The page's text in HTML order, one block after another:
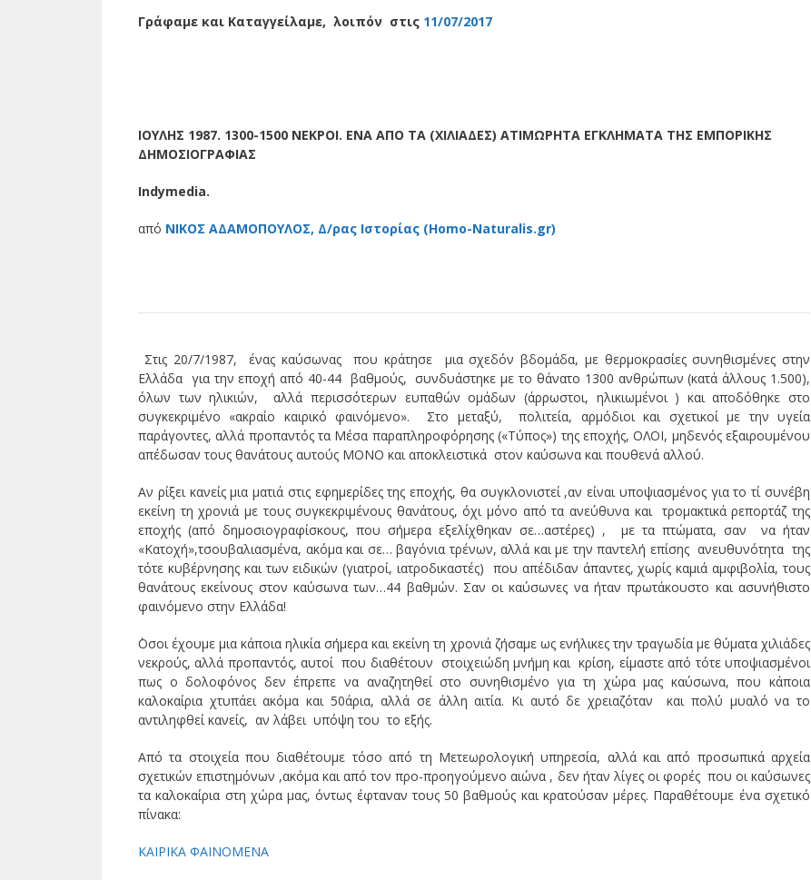
Γράφαμε και Καταγγείλαμε, λοιπόν στις 11/07/2017
ΙΟΥΛΗΣ 1987. 1300-1500 ΝΕΚΡΟΙ. ΕΝΑ ΑΠΟ ΤΑ (ΧΙΛΙΑΔΕΣ) ΑΤΙΜΩΡΗΤΑ ΕΓΚΛΗΜΑΤΑ ΤΗΣ ΕΜΠΟΡΙΚΗΣ
ΔΗΜΟΣΙΟΓΡΑΦΙΑΣ
Indymedia.
από ΝΙΚΟΣ ΑΔΑΜΟΠΟΥΛΟΣ, Δ/ρας Ιστορίας (Homo-Naturalis.gr)
Στις 20/7/1987, ένας καύσωνας που κράτησε μια σχεδόν βδομάδα, με θερμοκρασίες συνηθισμένες στην
Ελλάδα για την εποχή από 40-44 βαθμούς, συνδυάστηκε με το θάνατο 1300 ανθρώπων (κατά άλλους 1.500),
όλων των ηλικιών, αλλά περισσότερων ευπαθών ομάδων (άρρωστοι, ηλικιωμένοι ) και αποδόθηκε στο
συγκεκριμένο «ακραίο καιρικό φαινόμενο». Στο μεταξύ, πολιτεία, αρμόδιοι και σχετικοί με την υγεία
παράγοντες, αλλά προπαντός τα Μέσα παραπληροφόρησης («Τύπος») της εποχής, ΟΛΟΙ, μηδενός εξαιρουμένου
απέδωσαν τους θανάτους αυτούς ΜΟΝΟ και αποκλειστικά στον καύσωνα και πουθενά αλλού.
Αν ρίξει κανείς μια ματιά στις εφημερίδες της εποχής, θα συγκλονιστεί ,αν είναι υποψιασμένος για το τί συνέβη
εκείνη τη χρονιά με τους συγκεκριμένους θανάτους, όχι μόνο από τα ανεύθυνα και τρομακτικά ρεπορτάζ της
εποχής (από δημοσιογραφίσκους, που σήμερα εξελίχθηκαν σε…αστέρες) , με τα πτώματα, σαν να ήταν
«Κατοχή»,τσουβαλιασμένα, ακόμα και σε… βαγόνια τρένων, αλλά και με την παντελή επίσης ανευθυνότητα της
τότε κυβέρνησης και των ειδικών (γιατροί, ιατροδικαστές) που απέδιδαν άπαντες, χωρίς καμιά αμφιβολία, τους
θανάτους εκείνους στον καύσωνα των…44 βαθμών. Σαν οι καύσωνες να ήταν πρωτάκουστο και ασυνήθιστο
φαινόμενο στην Ελλάδα!
΄Οσοι έχουμε μια κάποια ηλικία σήμερα και εκείνη τη χρονιά ζήσαμε ως ενήλικες την τραγωδία με θύματα χιλιάδες
νεκρούς, αλλά προπαντός, αυτοί που διαθέτουν στοιχειώδη μνήμη και κρίση, είμαστε από τότε υποψιασμένοι
πως ο δολοφόνος δεν έπρεπε να αναζητηθεί στο συνηθισμένο για τη χώρα μας καύσωνα, που κάποια
καλοκαίρια χτυπάει ακόμα και 50άρια, αλλά σε άλλη αιτία. Κι αυτό δε χρειαζόταν και πολύ μυαλό να το
αντιληφθεί κανείς, αν λάβει υπόψη του το εξής.
Από τα στοιχεία που διαθέτουμε τόσο από τη Μετεωρολογική υπηρεσία, αλλά και από προσωπικά αρχεία
σχετικών επιστημόνων ,ακόμα και από τον προ-προηγούμενο αιώνα , δεν ήταν λίγες οι φορές που οι καύσωνες
τα καλοκαίρια στη χώρα μας, όντως έφταναν τους 50 βαθμούς και κρατούσαν μέρες. Παραθέτουμε ένα σχετικό
πίνακα:
ΚΑΙΡΙΚΑ ΦΑΙΝΟΜΕΝΑ